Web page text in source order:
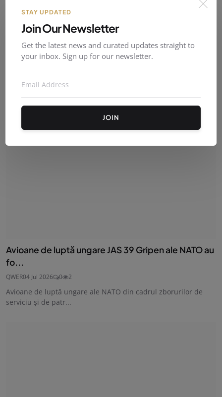
Culisele unității de elită ucrainene care duce
războ...
QWER 2
raid aerian. Opt ...
Avioane de luptă ungare JAS 39 Gripen ale NATO au
fo...
QWER04 Jul 2026 0 2
Avioane de luptă ungare ale NATO din cadrul zborurilor de
serviciu şi de patr...
STAY UPDATED
Join Our Newsletter
Get the latest news and curated updates straight to
your inbox. Sign up for our newsletter.
JOIN